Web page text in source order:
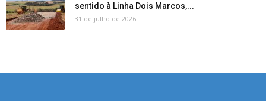
sentido à Linha Dois Marcos,...
31 de julho de 2026